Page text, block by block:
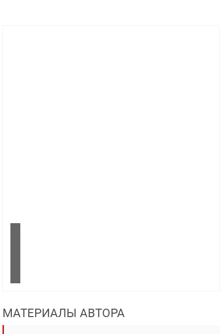
МАТЕРИАЛЫ АВТОРА